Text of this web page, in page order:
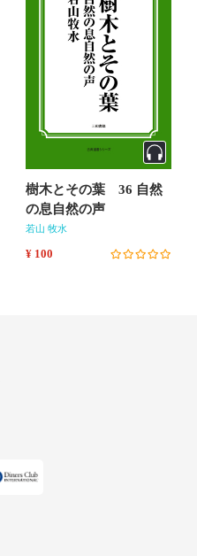
樹木とその葉 36 自然
の息自然の声
若山 牧水
¥ 100